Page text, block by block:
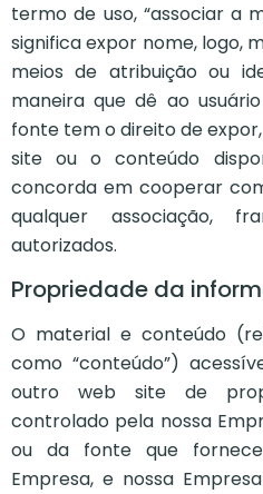
termo de uso, “associar a
significa expor nome, logo,
meios de atribuição ou
maneira que dê ao
fonte tem o direito de
site ou o conteúdo
concorda em cooperar
qualquer associação,
autorizados.
Propriedade da
O material e conteúdo
como “conteúdo”)
outro web site de
controlado pela nossa
ou da fonte que
Empresa, e nossa